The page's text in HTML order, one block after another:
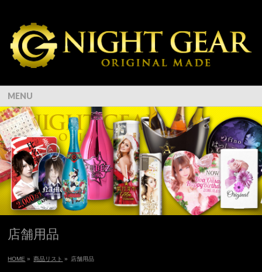
MENU
店舗用品
HOME » 商品リスト » 店舗用品